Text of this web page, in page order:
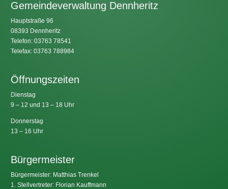
Gemeindeverwaltung Dennheritz
Hauptstraße 96
08393 Dennheritz
Telefon: 03763 78541
Telefax: 03763 788984
Öffnungszeiten
Dienstag
9 – 12 und 13 – 18 Uhr
Donnerstag
13 – 16 Uhr
Bürgermeister
Bürgermeister: Matthias Trenkel
1. Stellvertreter: Florian Kauffmann